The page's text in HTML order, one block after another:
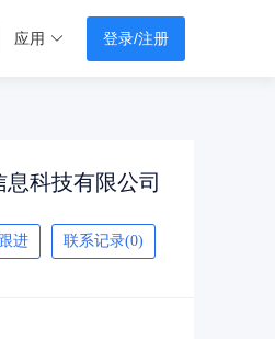
应用 登录/注册
息科技有限公司
进 联系记录(0)